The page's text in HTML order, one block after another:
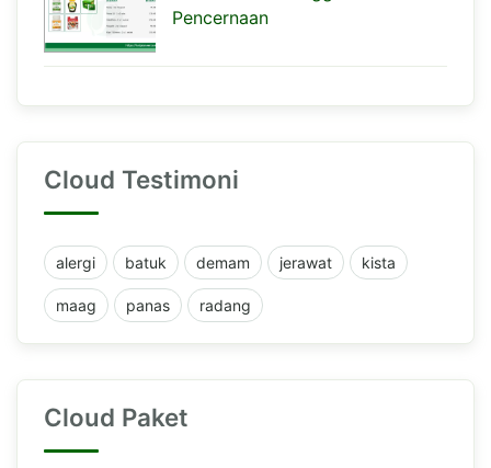
Pencernaan
Cloud Testimoni
alergi batuk demam jerawat kista
maag panas radang
Cloud Paket